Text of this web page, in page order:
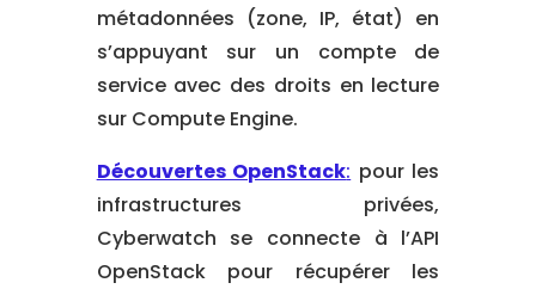
métadonnées (zone, IP, état) en
s’appuyant sur un compte de
service avec des droits en lecture
sur Compute Engine.
Découvertes OpenStack: pour les
infrastructures privées,
Cyberwatch se connecte à l’API
OpenStack pour récupérer les